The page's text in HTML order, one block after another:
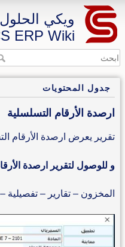
ويكي
ERP Wiki
جدول المحتويات
ارصدة الأرقام التسلسلية
تقرير يعرض ارصدة الأرقام
و للوصول لتقرير ارصدة
المخزون – تقارير – تفصيلية